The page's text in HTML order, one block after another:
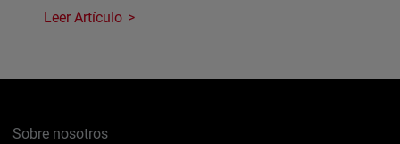
Leer Artículo
Sobre nosotros